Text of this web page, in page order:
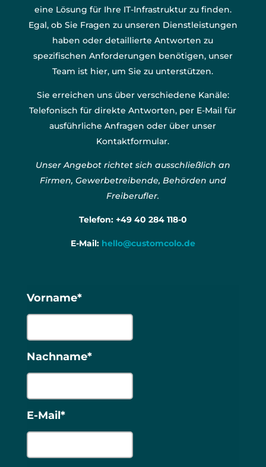
eine Lösung für Ihre IT-Infrastruktur zu finden.
Egal, ob Sie Fragen zu unseren Dienstleistungen
haben oder detaillierte Antworten zu
spezifischen Anforderungen benötigen, unser
Team ist hier, um Sie zu unterstützen.
Sie erreichen uns über verschiedene Kanäle:
Telefonisch für direkte Antworten, per E-Mail für
ausführliche Anfragen oder über unser
Kontaktformular.
Unser Angebot richtet sich ausschließlich an
Firmen, Gewerbetreibende, Behörden und
Freiberufler.
Telefon: +49 40 284 118-0
E-Mail: hello@customcolo.de
Vorname*
Nachname*
E-Mail*